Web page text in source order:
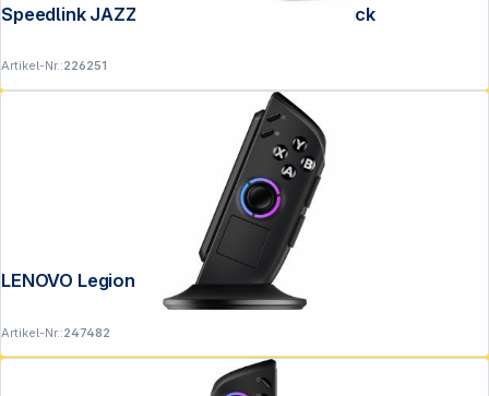
Speedlink JAZZ USB Charger for PS4 black
Artikel-Nr.:226251
LENOVO Legion Go 2 Controller Right
Artikel-Nr.:247482
Copyright © 2001 - 2026 DGH - Alle Rechte vorbehalten.